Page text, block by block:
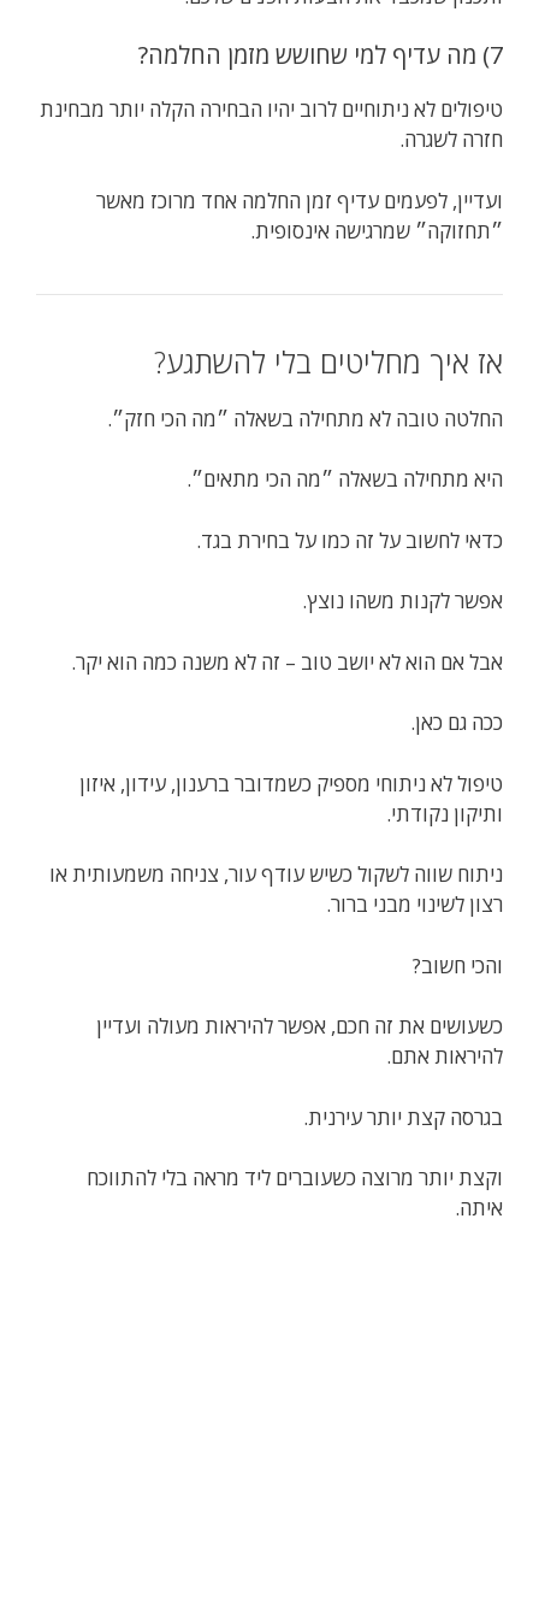
7) מה עדיף למי שחושש מזמן החלמה?
טיפולים לא ניתוחיים לרוב יהיו הבחירה הקלה יותר מבחינת
חזרה לשגרה.
ועדיין, לפעמים עדיף זמן החלמה אחד מרוכז מאשר
״תחזוקה״ שמרגישה אינסופית.
אז איך מחליטים בלי להשתגע?
החלטה טובה לא מתחילה בשאלה ״מה הכי חזק״.
היא מתחילה בשאלה ״מה הכי מתאים״.
כדאי לחשוב על זה כמו על בחירת בגד.
אפשר לקנות משהו נוצץ.
אבל אם הוא לא יושב טוב – זה לא משנה כמה הוא יקר.
ככה גם כאן.
טיפול לא ניתוחי מספיק כשמדובר ברענון, עידון, איזון
ותיקון נקודתי.
ניתוח שווה לשקול כשיש עודף עור, צניחה משמעותית או
רצון לשינוי מבני ברור.
והכי חשוב?
כשעושים את זה חכם, אפשר להיראות מעולה ועדיין
להיראות אתם.
בגרסה קצת יותר עירנית.
וקצת יותר מרוצה כשעוברים ליד מראה בלי להתווכח
איתה.